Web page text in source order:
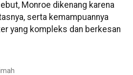
Monroe dikenang karena
serta kemampuannya
yang kompleks dan berkesan